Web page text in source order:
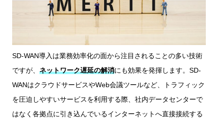
SD-WAN導入は業務効率化の面から注目されることの多い技術
ですが、 ネットワーク遅延の解消にも効果を発揮します。SD-
WANはクラウドサービスやWeb会議ツールなど、トラフィック
を圧迫しやすいサービスを利用する際、社内データセンターで
はなく各拠点に引き込んでいるインターネットへ直接接続する